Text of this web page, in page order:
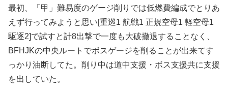
最初、「甲」難易度のゲージ削りでは低燃費編成でとりあ
えず行ってみようと思い[重巡1 航戦1 正規空母1 軽空母1
駆逐2]で試すと計8出撃で一度も大破撤退することなく、
BFHJKの中央ルートでボスゲージを削ることが出来てす
っかり油断してた。削り中は道中支援・ボス支援共に支援
を出していた。